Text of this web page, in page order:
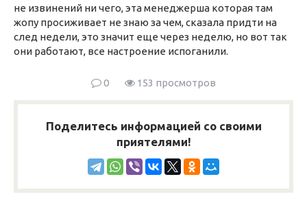
не извинений ни чего, эта менеджерша которая там
жопу просиживает не знаю за чем, сказала придти на
след недели, это значит еще через неделю, но вот так
они работают, все настроение испоганили.
0 153 просмотров
Поделитесь информацией со своими
приятелями!